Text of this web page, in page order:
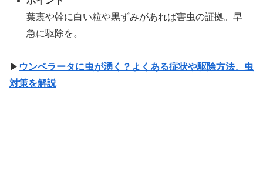
葉裏や幹に白い粒や黒ずみがあれば害虫の証拠。早
急に駆除を。
▶ ウンベラータに虫が湧く？よくある症状や駆除方法、虫
対策を解説